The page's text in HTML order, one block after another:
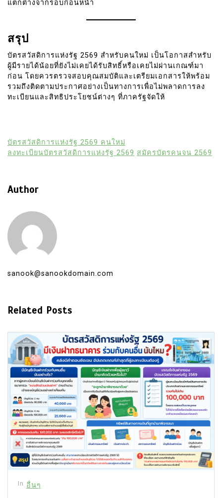
แตกต่างจากรอบก่อนหน้า
สรุป
บัตรสวัสดิการแห่งรัฐ 2569 สำหรับคนใหม่ เป็นโอกาสสำหรับ
ผู้มีรายได้น้อยที่ยังไม่เคยได้รับสิทธิ์หรือเคยไม่ผ่านเกณฑ์มา
ก่อน โดยควรตรวจสอบคุณสมบัติและเตรียมเอกสารให้พร้อม
รวมถึงติดตามประกาศอย่างเป็นทางการเพื่อไม่พลาดการลง
ทะเบียนและสิทธิประโยชน์ต่างๆ ที่ภาครัฐจัดให้
บัตรสวัสดิการแห่งรัฐ 2569 คนใหม่
ลงทะเบียนบัตรสวัสดิการแห่งรัฐ 2569 สมัครบัตรคนจน 2569
Author
sanook@sanookdomain.com
Related Posts
In อื่นๆ